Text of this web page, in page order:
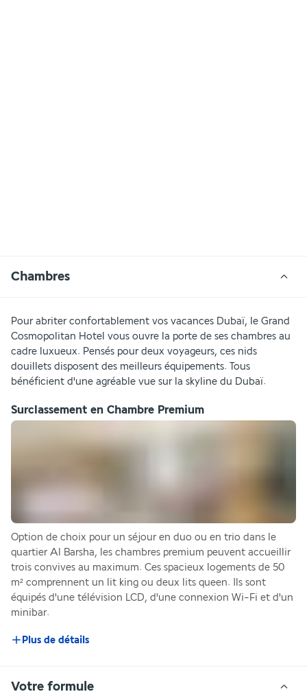
Chambres
Pour abriter confortablement vos vacances Dubaï, le Grand
Cosmopolitan Hotel vous ouvre la porte de ses chambres au
cadre luxueux. Pensés pour deux voyageurs, ces nids
douillets disposent des meilleurs équipements. Tous
bénéficient d'une agréable vue sur la skyline du Dubaï.
Surclassement en Chambre Premium
Option de choix pour un séjour en duo ou en trio dans le
quartier Al Barsha, les chambres premium peuvent accueillir
trois convives au maximum. Ces spacieux logements de 50
m² comprennent un lit king ou deux lits queen. Ils sont
équipés d'une télévision LCD, d'une connexion Wi-Fi et d'un
minibar.
Plus de détails
Votre formule